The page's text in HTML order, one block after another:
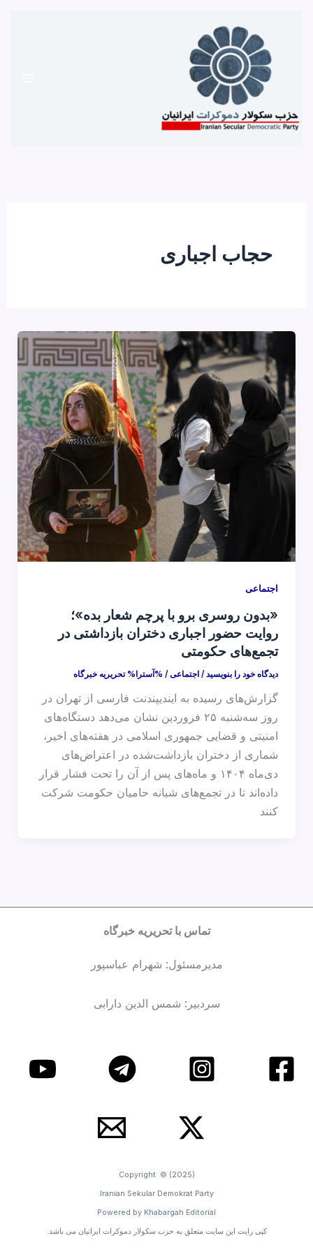
حجاب اجباری
اجتماعی
«بدون روسری برو با پرچم شعار بده»؛
روایت حضور اجباری دختران بازداشتی در
تجمع‌های حکومتی
دیدگاه‌ خود را بنویسید / اجتماعی/ %آسترا% تحریریه خبرگاه
گزارش‌های رسیده به ایندیپندنت فارسی از تهران در
روز سه‌شنبه ۲۵ فروردین نشان می‌دهد دستگاه‌های
امنیتی و قضایی جمهوری اسلامی در هفته‌های اخیر،
شماری از دختران بازداشت‌شده در اعتراض‌های
دی‌ماه ۱۴۰۴ و ماه‌های پس از آن را تحت فشار قرار
داده‌اند تا در تجمع‌های شبانه حامیان حکومت شرکت
کنند
تماس با تحریریه خبرگاه
مدیرمسئول: شهرام عباسپور
سردبیر: شمس الدین دارابی
Copyright © (2025)
Iranian Sekular Demokrat Party.
Powered by Khabargah Editorial
کپی رایت این سایت متعلق به حزب سکولار دموکرات ایرانیان می باشد.